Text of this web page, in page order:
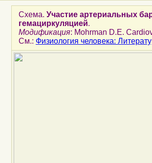
Схема. Участие артериальных
гемациркуляцией.
Модификация: Mohrman D.E.
См.: Физиология человека: